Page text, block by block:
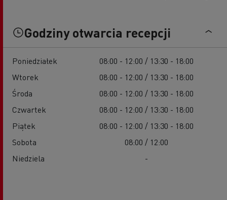
Godziny otwarcia recepcji
Poniedziałek
08:00 - 12:00 / 13:30 - 18:00
Wtorek
08:00 - 12:00 / 13:30 - 18:00
Środa
08:00 - 12:00 / 13:30 - 18:00
Czwartek
08:00 - 12:00 / 13:30 - 18:00
Piątek
08:00 - 12:00 / 13:30 - 18:00
Sobota
08:00 / 12:00
Niedziela
-